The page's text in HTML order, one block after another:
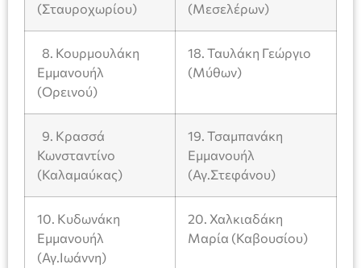
(Σταυροχωρίου)
(Μεσελέρων)
8. Κουρμουλάκη
Εμμανουήλ
(Ορεινού)
18. Ταυλάκη Γεώργιο
(Μύθων)
9. Κρασσά
Κωνσταντίνο
(Καλαμαύκας)
19. Τσαμπανάκη
Εμμανουήλ
(Αγ.Στεφάνου)
10. Κυδωνάκη
Εμμανουήλ
(Αγ.Ιωάννη)
20. Χαλκιαδάκη
Μαρία (Καβουσίου)